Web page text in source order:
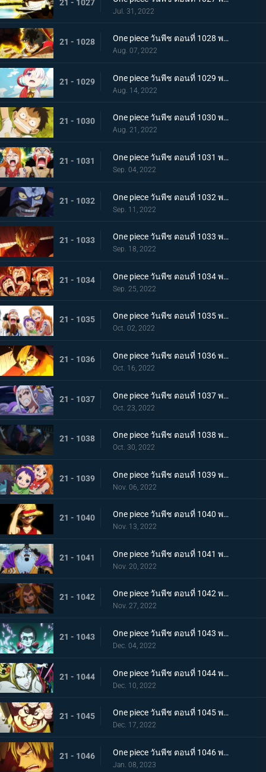
21 - 1027
Jul. 31, 2022
21 - 1028 One piece วันพีช ตอนที่ 1028 พากย์ไทย ก้ามข้ามสี่จักรพรรดิสิ หมัดเหล็กโต้กลับของลูฟี่
Aug. 07, 2022
21 - 1029 One piece วันพีช ตอนที่ 1029 พากย์ไทย ความทรงจำลางเลือน ลูฟี่กับอูตะลูกสาวของผมแดง
Aug. 14, 2022
21 - 1030 One piece วันพีช ตอนที่ 1030 พากย์ไทย คำสาบานต่อยุคสมัยใหม่! ลูฟี่กับอูตะ
Aug. 21, 2022
21 - 1031 One piece วันพีช ตอนที่ 1031 พากย์ไทย นามิตะโกนสุดเสียง เดธเรซแบบจนตรอก
Sep. 04, 2022
21 - 1032 One piece วันพีช ตอนที่ 1032 พากย์ไทย รุ่งอรุณของแคว้นวะ ทุกด้านประจันหน้าสุดเดือด
Sep. 11, 2022
21 - 1033 One piece วันพีช ตอนที่ 1033 พากย์ไทย ชี้ขาด หมัดราชันย์เร่งความเร็วของลูฟี่
Sep. 18, 2022
21 - 1034 One piece วันพีช ตอนที่ 1034 พากย์ไทย ลูฟี่พ่ายแพ้! กลุ่มหมวกฟางตกที่นั่งลำบาก
Sep. 25, 2022
21 - 1035 One piece วันพีช ตอนที่ 1035 พากย์ไทย ร้อยอสูรเหยียบย่ำ สิ้นสมัยตระกูลโคสึกิ
Oct. 02, 2022
21 - 1036 One piece วันพีช ตอนที่ 1036 พากย์ไทย ต่อต้านคืนมืดมิด โชกุนใหญ่แคว้นวะกู่ก้อง
Oct. 16, 2022
21 - 1037 One piece วันพีช ตอนที่ 1037 พากย์ไทย เชื่อในลูฟี่สิ! พันธมิตรเปิดฉากโต้กลับ
Oct. 23, 2022
21 - 1038 One piece วันพีช ตอนที่ 1038 พากย์ไทย ท่าไม้ตายของนามิ! ศึกเสี่ยงตายของโอทามะ
Oct. 30, 2022
21 - 1039 One piece วันพีช ตอนที่ 1039 พากย์ไทย พวกพ้องเพิ่มพรวด กลุ่มหมวกฟางโต้กลับ
Nov. 06, 2022
21 - 1040 One piece วันพีช ตอนที่ 1040 พากย์ไทย ความภาคภูมิใจของนายท้าย จินเบเดือดจัด!
Nov. 13, 2022
21 - 1041 One piece วันพีช ตอนที่ 1041 พากย์ไทย ยอดศึกตัดสินสัตว์ประหลาด! ยามาโตะกับแฟรงกี้
Nov. 20, 2022
21 - 1042 One piece วันพีช ตอนที่ 1042 พากย์ไทย กับดักของผู้ล่า การยั่วยวนของแบล็คมาเรีย
Nov. 27, 2022
21 - 1043 One piece วันพีช ตอนที่ 1043 พากย์ไทย สะบั้นฝันร้าย บรู๊คดึงดาบน้ำแข็งออกจากฝัก
Dec. 04, 2022
21 - 1044 One piece วันพีช ตอนที่ 1044 พากย์ไทย คลัตช์ โรบินสวมอวตารปีศาจ
Dec. 10, 2022
21 - 1045 One piece วันพีช ตอนที่ 1045 พากย์ไทย คำสาป ภัยร้ายคืบคลานหาคิดกับโซโล
Dec. 17, 2022
21 - 1046 One piece วันพีช ตอนที่ 1046 พากย์ไทย เดิมพันใหญ่จะหัวหรือก้อย ปีกคู่ออกโรง
Jan. 08, 2023